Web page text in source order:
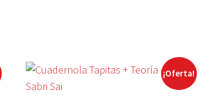
¡Oferta!